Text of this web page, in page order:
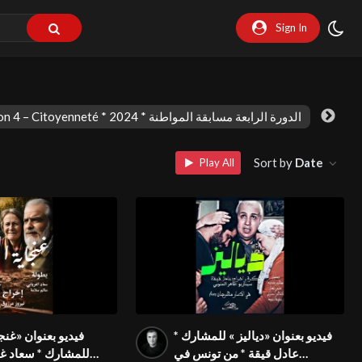
Sign In
FIVS Session 4 – Citoyenneté * 2024 * الدورة الرابعة مسابقة المواطنة
Play All Sort by Date
فيديو بعنوان
للمشارك * سعاد
فيديو بعنوان «دياليز » للمشارك *
عادل قيقة * من تونس في